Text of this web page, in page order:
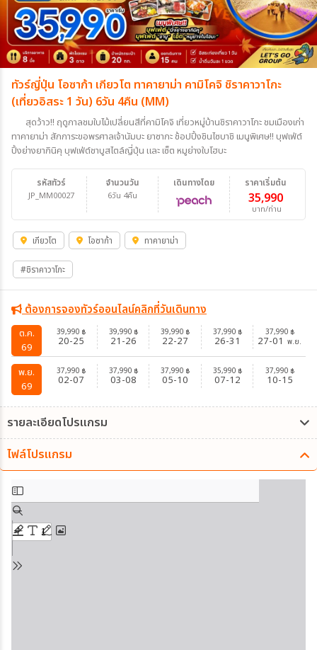
ทัวร์ญี่ปุ่น โอซาก้า เกียวโต ทาคายาม่า คามิโคจิ ชิราคาวาโกะ
(เที่ยวอิสระ 1 วัน) 6วัน 4คืน (MM)
สุดว้าว!! ฤดูกาลชมใบไม้เปลี่ยนสีที่คามิโคจิ เที่ยวหมู่บ้านชิราคาวาโกะ ชมเมืองเก่า
ทาคายาม่า สักการะขอพรศาลเจ้านัมบะ ยาซากะ ช้อปปิ้งชินไซบาชิ เมนูพิเศษ!! บุฟเฟ่ต์
ปิ้งย่างยากินิคุ บุฟเฟ่ต์ชาบูสไตล์ญี่ปุ่น และ เซ็ต หมูย่างใบโฮบะ
รหัสทัวร์
JP_MM00027
จำนวนวัน
6วัน 4คืน
ราคาเริ่มต้น
35,990
บาท/ท่าน
เดินทางโดย
เกียวโต โอซาก้า ทาคายาม่า
#ชิราคาวาโกะ
ต้องการจองทัวร์ออนไลน์คลิกที่วันเดินทาง
ต.ค.
69
39,990 ฿
20-25
39,990 ฿
21-26
39,990 ฿
22-27
37,990 ฿
26-31
37,990 ฿
27-01 พ.ย.
พ.ย.
69
37,990 ฿
02-07
37,990 ฿
03-08
37,990 ฿
05-10
35,990 ฿
07-12
37,990 ฿
10-15
รายละเอียดโปรแกรม
ไฟล์โปรแกรม